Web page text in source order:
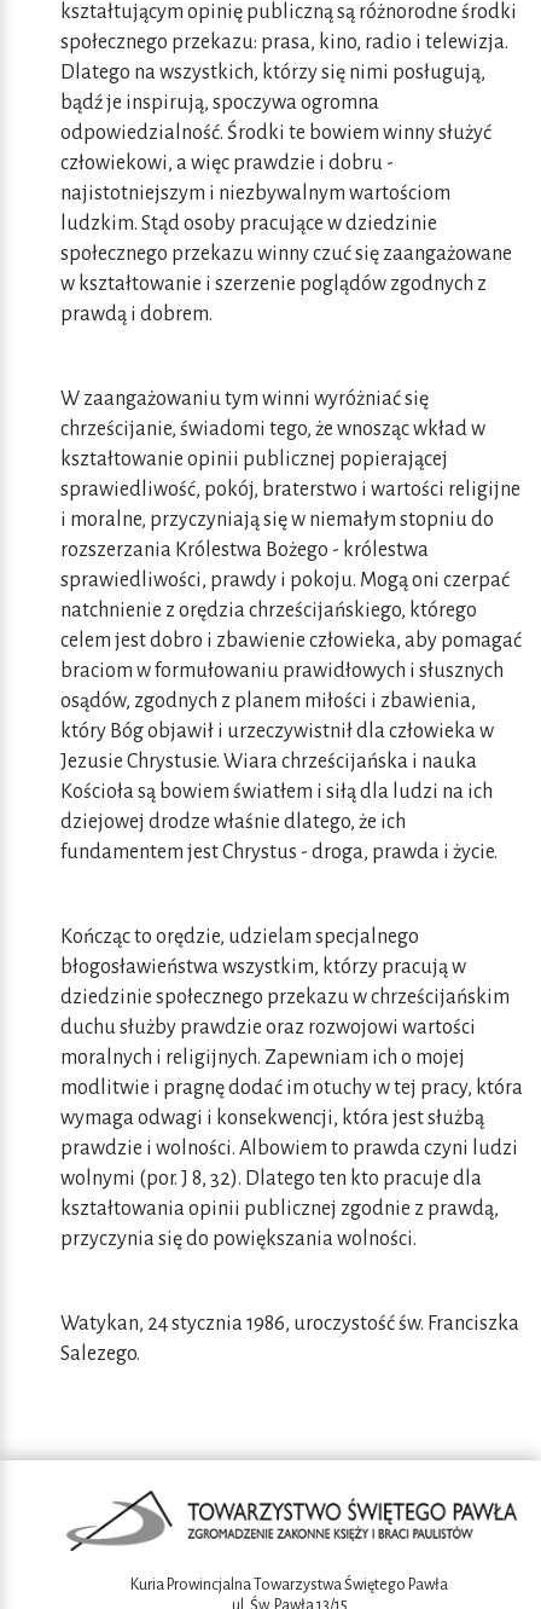
kształtującym opinię publiczną są różnorodne środki
społecznego przekazu: prasa, kino, radio i telewizja.
Dlatego na wszystkich, którzy się nimi posługują,
bądź je inspirują, spoczywa ogromna
odpowiedzialność. Środki te bowiem winny służyć
człowiekowi, a więc prawdzie i dobru -
najistotniejszym i niezbywalnym wartościom
ludzkim. Stąd osoby pracujące w dziedzinie
społecznego przekazu winny czuć się zaangażowane
w kształtowanie i szerzenie poglądów zgodnych z
prawdą i dobrem.
W zaangażowaniu tym winni wyróżniać się
chrześcijanie, świadomi tego, że wnosząc wkład w
kształtowanie opinii publicznej popierającej
sprawiedliwość, pokój, braterstwo i wartości religijne
i moralne, przyczyniają się w niemałym stopniu do
rozszerzania Królestwa Bożego - królestwa
sprawiedliwości, prawdy i pokoju. Mogą oni czerpać
natchnienie z orędzia chrześcijańskiego, którego
celem jest dobro i zbawienie człowieka, aby pomagać
braciom w formułowaniu prawidłowych i słusznych
osądów, zgodnych z planem miłości i zbawienia,
który Bóg objawił i urzeczywistnił dla człowieka w
Jezusie Chrystusie. Wiara chrześcijańska i nauka
Kościoła są bowiem światłem i siłą dla ludzi na ich
dziejowej drodze właśnie dlatego, że ich
fundamentem jest Chrystus - droga, prawda i życie.
Kończąc to orędzie, udzielam specjalnego
błogosławieństwa wszystkim, którzy pracują w
dziedzinie społecznego przekazu w chrześcijańskim
duchu służby prawdzie oraz rozwojowi wartości
moralnych i religijnych. Zapewniam ich o mojej
modlitwie i pragnę dodać im otuchy w tej pracy, która
wymaga odwagi i konsekwencji, która jest służbą
prawdzie i wolności. Albowiem to prawda czyni ludzi
wolnymi (por. J 8, 32). Dlatego ten kto pracuje dla
kształtowania opinii publicznej zgodnie z prawdą,
przyczynia się do powiększania wolności.
Watykan, 24 stycznia 1986, uroczystość św. Franciszka
Salezego.
Kuria Prowincjalna Towarzystwa Świętego Pawła